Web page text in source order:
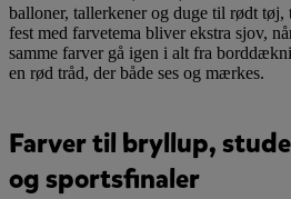
balloner, tallerkener og duge til rødt
fest med farvetema bliver ekstra sjov,
samme farver gå igen i alt fra
en rød tråd, der både ses og mærkes.
Farver til bryllup,
og sportsfinaler